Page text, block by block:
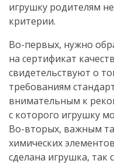
игрушку родителям
критерии.
Во-первых, нужно
на сертификат
свидетельствуют о
требованиям
внимательным к
с которого игрушку
Во-вторых, важным
химических
сделана игрушка, так